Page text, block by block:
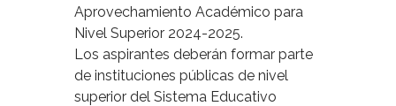
Aprovechamiento Académico para
Nivel Superior 2024-2025.
Los aspirantes deberán formar parte
de instituciones públicas de nivel
superior del Sistema Educativo